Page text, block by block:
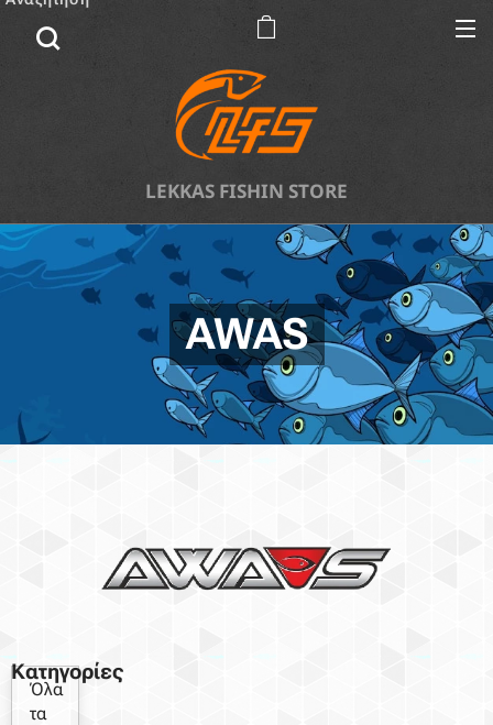
LEKKAS FISHIN STORE
AWAS
Κατηγορίες
Όλα
τα